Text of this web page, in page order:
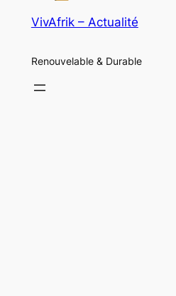
VivAfrik – Actualité
Renouvelable & Durable